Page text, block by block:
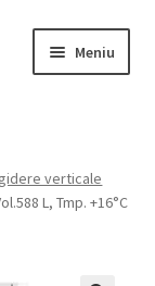
Meniu
verticale
L, Tmp. +16°C